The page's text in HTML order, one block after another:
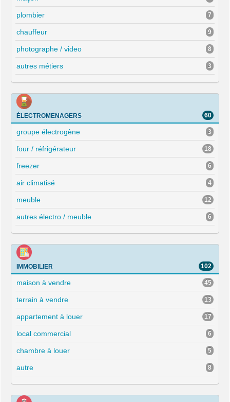
plombier 7
chauffeur 9
photographe / video 8
autres métiers 3
ÉLECTROMENAGERS 60
groupe électrogène 3
four / réfrigérateur 18
freezer 6
air climatisé 4
meuble 12
autres électro / meuble 6
IMMOBILIER 102
maison à vendre 45
terrain à vendre 13
appartement à louer 17
local commercial 6
chambre à louer 5
autre 8